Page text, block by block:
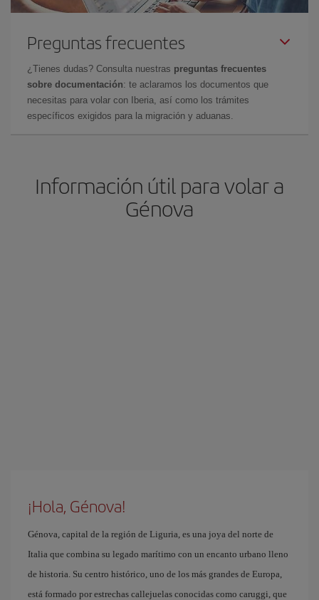
Preguntas frecuentes
¿Tienes dudas? Consulta nuestras preguntas frecuentes
sobre documentación: te aclaramos los documentos que
necesitas para volar con Iberia, así como los trámites
específicos exigidos para la migración y aduanas.
Información útil para volar a
Génova
¡Hola, Génova!
Génova, capital de la región de Liguria, es una joya del norte de
Italia que combina su legado marítimo con un encanto urbano lleno
de historia. Su centro histórico, uno de los más grandes de Europa,
está formado por estrechas callejuelas conocidas como caruggi, que